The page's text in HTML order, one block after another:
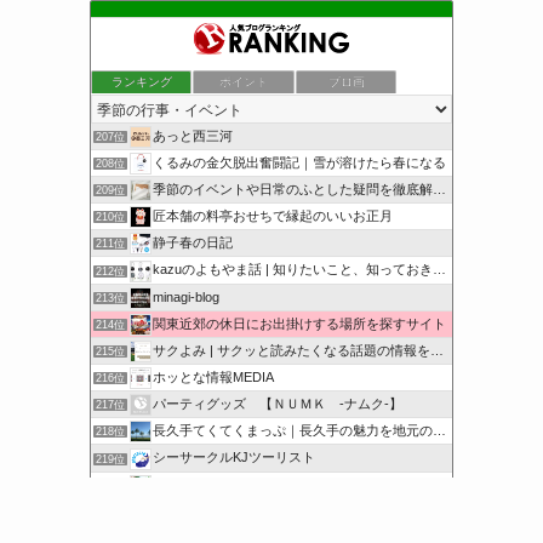
ランキング ポイント ブロ画
207位 あっと西三河
208位 くるみの金欠脱出奮闘記｜雪が溶けたら春になる
209位 季節のイベントや日常のふとした疑問を徹底解説！
210位 匠本舗の料亭おせちで縁起のいいお正月
211位 静子春の日記
212位 kazuのよもやま話 | 知りたいこと、知っておきたいこと…
213位 minagi-blog
214位 関東近郊の休日にお出掛けする場所を探すサイト
215位 サクよみ | サクッと読みたくなる話題の情報を随時発信！
216位 ホッとな情報MEDIA
217位 パーティグッズ 【ＮＵＭＫ -ナムク-】
218位 長久手てくてくまっぷ｜長久手の魅力を地元の人と訪れる人に
219位 シーサークルKJツーリスト